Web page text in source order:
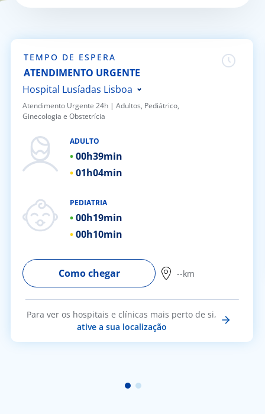
Sport
TEMPO DE ESPERA
ATENDIMENTO URGENTE
Hospital Lusíadas Lisboa
Hospital Lusíadas Porto
Hospital Lusíadas Braga
Hospital Lusíadas Amadora
Hospital Lusíadas Albufeira
Hospital Lusíadas Paços de
Ferreira
Atendimento Urgente 24h | ​Adultos, Pediátrico,
Ginecologia e Obstetrícia
ADULTO
00h39min
01h04min
PEDIATRIA
00h19min
00h10min
Como chegar --km
Para ver os hospitais e clínicas mais perto de si,
ative a sua localização